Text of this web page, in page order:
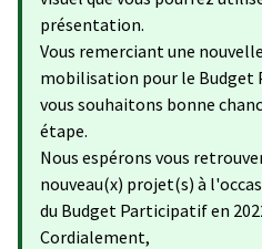
présentation.
Vous remerciant une
mobilisation pour le Budget
vous souhaitons bonne
étape.
Nous espérons vous
nouveau(x) projet(s) à
du Budget Participatif en
Cordialement,